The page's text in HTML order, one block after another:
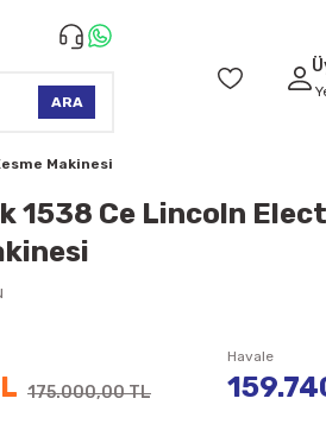
ARA
Makinesi
1538 Ce Lincoln
175.000,00 TL
Havale